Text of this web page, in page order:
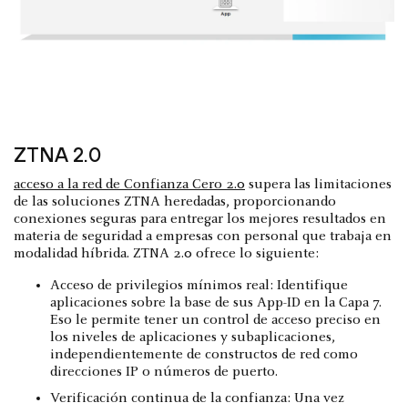
ZTNA 2.0
acceso a la red de Confianza Cero 2.0 supera las limitaciones
de las soluciones ZTNA heredadas, proporcionando
conexiones seguras para entregar los mejores resultados en
materia de seguridad a empresas con personal que trabaja en
modalidad híbrida. ZTNA 2.0 ofrece lo siguiente:
Acceso de privilegios mínimos real: Identifique
aplicaciones sobre la base de sus App-ID en la Capa 7.
Eso le permite tener un control de acceso preciso en
los niveles de aplicaciones y subaplicaciones,
independientemente de constructos de red como
direcciones IP o números de puerto.
Verificación continua de la confianza: Una vez